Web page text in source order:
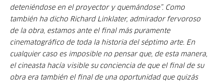
deteniéndose en el proyector y quemándose”. Como
también ha dicho Richard Linklater, admirador fervoroso
de la obra, estamos ante el final más puramente
cinematográfico de toda la historia del séptimo arte. En
cualquier caso es imposible no pensar que, de esta manera,
el cineasta hacía visible su conciencia de que el final de su
obra era también el final de una oportunidad que quizás